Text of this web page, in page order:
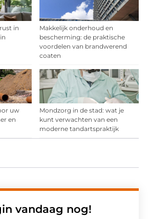
in
Makkelijk onderhoud en
bescherming: de praktische
voordelen van brandwerend
coaten
uw
en
Mondzorg in de stad: wat je
kunt verwachten van een
moderne tandartspraktijk
vandaag nog!